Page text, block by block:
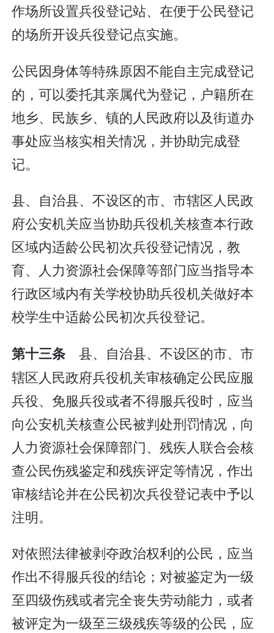
作场所设置兵役登记站、在便于公民登记
的场所开设兵役登记点实施。
公民因身体等特殊原因不能自主完成登记
的，可以委托其亲属代为登记，户籍所在
地乡、民族乡、镇的人民政府以及街道办
事处应当核实相关情况，并协助完成登
记。
县、自治县、不设区的市、市辖区人民政
府公安机关应当协助兵役机关核查本行政
区域内适龄公民初次兵役登记情况，教
育、人力资源社会保障等部门应当指导本
行政区域内有关学校协助兵役机关做好本
校学生中适龄公民初次兵役登记。
第十三条县、自治县、不设区的市、市
辖区人民政府兵役机关审核确定公民应服
兵役、免服兵役或者不得服兵役时，应当
向公安机关核查公民被判处刑罚情况，向
人力资源社会保障部门、残疾人联合会核
查公民伤残鉴定和残疾评定等情况，作出
审核结论并在公民初次兵役登记表中予以
注明。
对依照法律被剥夺政治权利的公民，应当
作出不得服兵役的结论；对被鉴定为一级
至四级伤残或者完全丧失劳动能力，或者
被评定为一级至三级残疾等级的公民，应